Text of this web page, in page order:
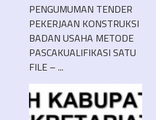
PENGUMUMAN TENDER
PEKERJAAN KONSTRUKSI
BADAN USAHA METODE
PASCAKUALIFIKASI SATU
FILE – ...